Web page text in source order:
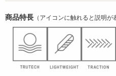
商品特長 （アイコンに触れると説明が